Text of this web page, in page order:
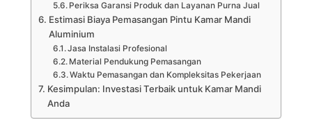
Periksa Garansi Produk dan Layanan Purna Jual
Estimasi Biaya Pemasangan Pintu Kamar Mandi
Aluminium
Jasa Instalasi Profesional
Material Pendukung Pemasangan
Waktu Pemasangan dan Kompleksitas Pekerjaan
Kesimpulan: Investasi Terbaik untuk Kamar Mandi
Anda